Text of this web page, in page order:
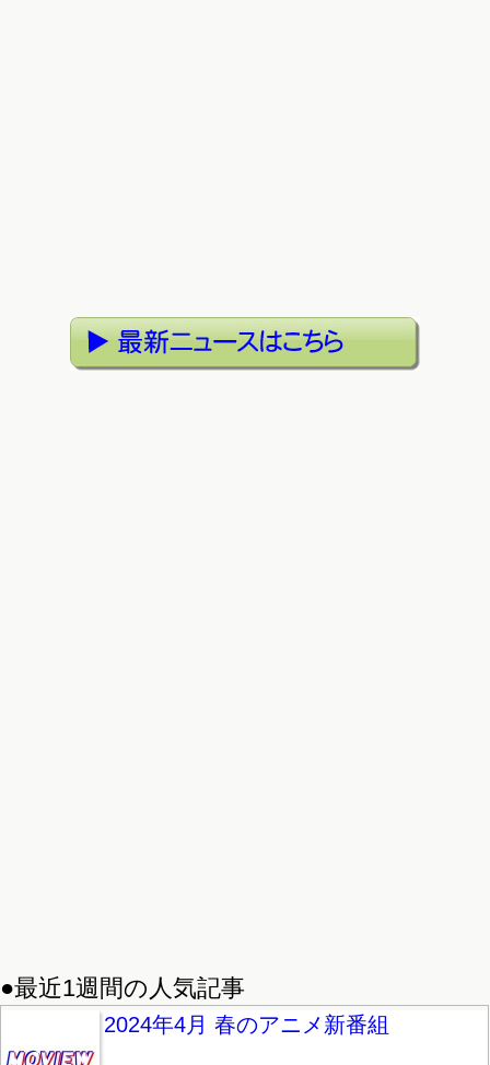
●最近1週間の人気記事
2024年4月 春のアニメ新番組